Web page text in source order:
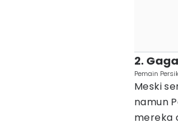
2.
Pemain
Meski
namun
mereka